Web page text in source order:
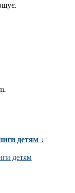
детям ↓